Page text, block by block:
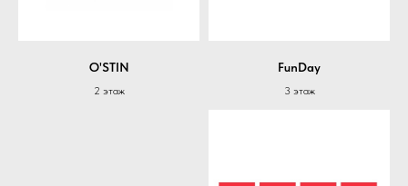
O'STIN
2 этаж
FunDay
3 этаж